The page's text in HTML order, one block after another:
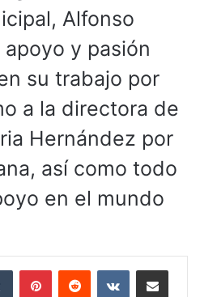
Alfonso
y pasión
su trabajo por
a la directora de
Hernández por
así como todo
en el mundo
Tumblr PinterestReddit VKontakteCompartir por